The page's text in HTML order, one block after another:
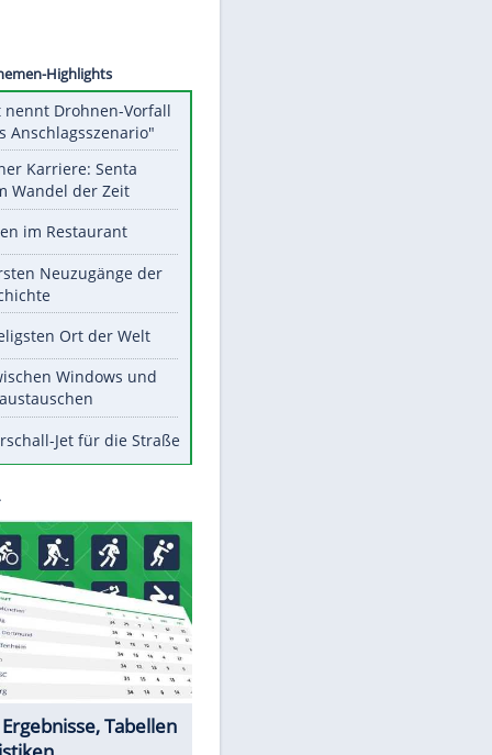
©SID
Dobrindt nennt Drohnen-Vorfall
"hybrides Anschlagsszenario"
Bilder einer Karriere: Senta
Berger im Wandel der Zeit
Die teuersten Neuzugänge der
BVB-Geschichte
Die gruseligsten Ort der Welt
Daten zwischen Windows und
Android austauschen
Ein Hyperschall-Jet für die Straße